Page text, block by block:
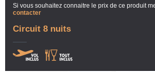
Si vous souhaitez connaitre le prix de ce produit
contacter
Circuit 8 nuits